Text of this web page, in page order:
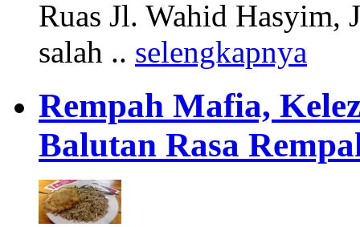
Ruas Jl. Wahid
salah .. selengkapnya
Rempah Mafia,
Balutan Rasa